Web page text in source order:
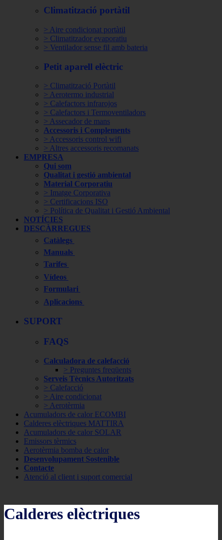
Climatització portàtil
> Aire condicionat portàtil
> Climatitzador evaporatiu
> Ventilador sense fil amb bateria
Petit aparell elèctric
> Climatització Portàtil
> Aerotermo industrial
> Calefactors infrarojos
> Calefactors i Termoventiladors
> Assecador de mans
Accessoris i Complements
> Accessoris control wifi
> Altres accessoris recomanats
EMPRESA
Qui som
Qualitat i gestió ambiental
Material Corporatiu
> Imatge Corporativa
> Certificacions ISO
> Política de Qualitat i Gestió Ambiental
NOTÍCIES
DESCÀRREGUES
Catàlegs
Manuals
Tarifes
Vídeos
Formulari
Aplicacions
SUPORT
FAQS
Calculadora de calefacció
> Preguntes freqüents
Serveis Tècnics Autoritzats
> Calefacció
> Aire condicionat
> Aerotèrmia
Acumuladors de calor ECOMBI
Calderes elèctriques MATTIRA
Acumuladors de calor SOLAR
Emissors tèrmics
Aerotèrmia bomba de calor
Desenvolupament Sostenible
Contacte
Atenció al client i suport comercial
Calderes elèctriques